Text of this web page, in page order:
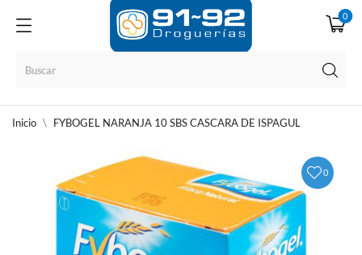
0
Inicio FYBOGEL NARANJA 10 SBS CASCARA DE ISPAGUL
0